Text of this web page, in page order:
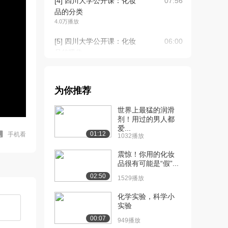
手机看
品的分类
4.0万播放
[5] 四川大学公开课：化妆
06:00
品的选择与使用
[7] 四川大学公开课：化妆
品原料概念和分...
06:25
[8] 四川大学公开课：化妆
品基质原料
16:09
[9] 四川大学公开课：化妆
品粉质原料和水...
2.5万播放
为你推荐
01:12
世界上最猛的润滑
剂！用过的男人都
爱...
1032播放
02:50
震惊！你用的化妆
品很有可能是“假”...
1529播放
00:07
化学实验，科学小
实验
949播放